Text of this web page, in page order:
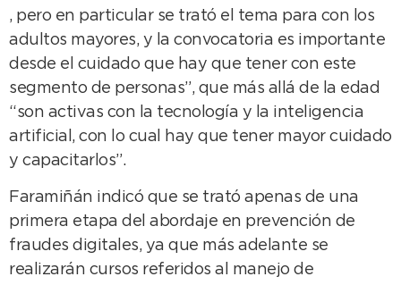
, pero en particular se trató el tema para con los
adultos mayores, y la convocatoria es importante
desde el cuidado que hay que tener con este
segmento de personas”, que más allá de la edad
“son activas con la tecnología y la inteligencia
artificial, con lo cual hay que tener mayor cuidado
y capacitarlos”.
Faramiñán indicó que se trató apenas de una
primera etapa del abordaje en prevención de
fraudes digitales, ya que más adelante se
realizarán cursos referidos al manejo de